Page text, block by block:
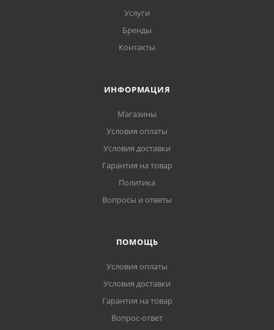
Услуги
Бренды
Контакты
ИНФОРМАЦИЯ
Магазины
Условия оплаты
Условия доставки
Гарантия на товар
Политика
Вопросы и ответы
ПОМОЩЬ
Условия оплаты
Условия доставки
Гарантия на товар
Вопрос-ответ